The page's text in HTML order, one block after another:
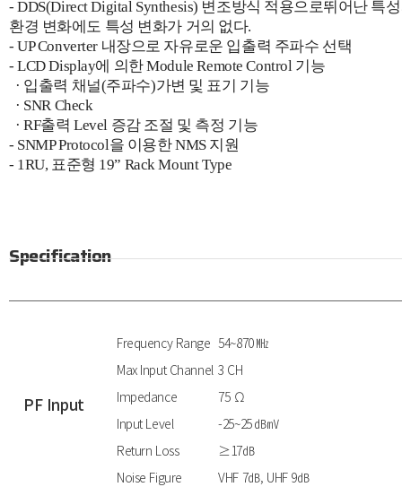
- DDS(Direct Digital Synthesis) 변조방식 적용으로 뛰어난 특
환경 변화에도 특성 변화가 거의 없다.
- UP Converter 내장으로 자유로운 입출력 주파수 선택
- LCD Display에 의한 Module Remote Control 기능
· 입출력 채널(주파수)가변 및 표기 기능
· SNR Check
· RF출력 Level 증감 조절 및 측정 기능
- SNMP Protocol을 이용한 NMS 지원
- 1RU, 표준형 19” Rack Mount Type
Specification
PF Input
Frequency Range 54~870 ㎒
Max Input Channel 3 CH
Impedance
75 Ω
Input Level
-25~25 ㏈㎷
Return Loss
≥17㏈
Noise Figure
VHF 7㏈, UHF 9㏈